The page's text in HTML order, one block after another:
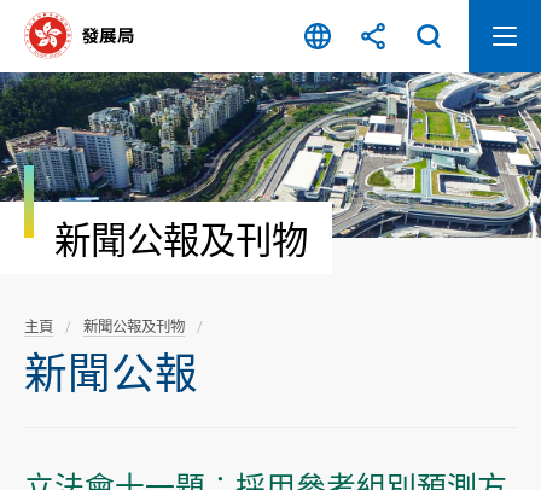
容
開
始
新聞公報及刊物
主頁 新聞公報及刊物
新聞公報